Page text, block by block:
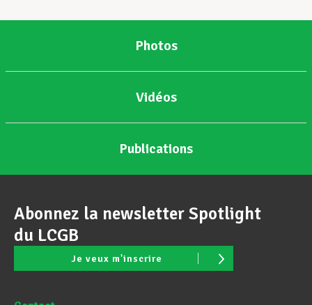
Photos
Vidéos
Publications
Abonnez la newsletter Spotlight
du LCGB
Je veux m'inscrire